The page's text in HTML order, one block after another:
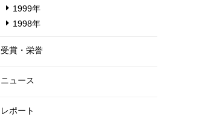
1999年
1998年
受賞・栄誉
ニュース
レポート